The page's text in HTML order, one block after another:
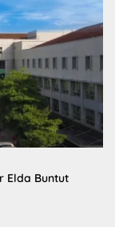
Elda Buntut